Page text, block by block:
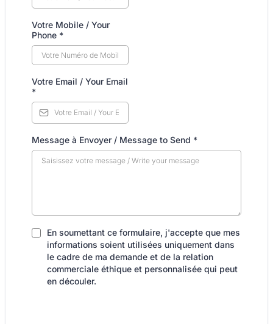
Votre Mobile / Your
Phone *
Votre Email / Your Email
*
Message à Envoyer / Message to Send *
En soumettant ce formulaire, j'accepte que mes
informations soient utilisées uniquement dans
le cadre de ma demande et de la relation
commerciale éthique et personnalisée qui peut
en découler.